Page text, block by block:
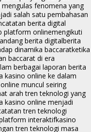
fenomena yang
salah satu pembahasan
catatan berita digital
platform onlinemengikuti
berita digitalberita
dinamika baccaratketika
baccarat di era
berbagai laporan berita
kasino online ke dalam
muncul seiring
arah tren teknologi yang
kasino online menjadi
tren teknologi
interaktifkasino
tren teknologi masa